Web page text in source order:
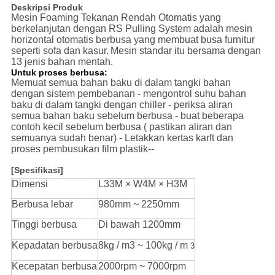
Deskripsi Produk
Mesin Foaming Tekanan Rendah Otomatis yang
berkelanjutan dengan RS Pulling System adalah mesin
horizontal otomatis berbusa yang membuat busa furnitur
seperti sofa dan kasur. Mesin standar itu bersama dengan
13 jenis bahan mentah.
Untuk proses berbusa:
Memuat semua bahan baku di dalam tangki bahan
dengan sistem pembebanan - mengontrol suhu bahan
baku di dalam tangki dengan chiller - periksa aliran
semua bahan baku sebelum berbusa - buat beberapa
contoh kecil sebelum berbusa ( pastikan aliran dan
semuanya sudah benar) - Letakkan kertas karft dan
proses pembusukan film plastik--
[Spesifikasi]
Dimensi
L33M × W4M × H3M
Berbusa lebar
980mm ~ 2250mm
Tinggi berbusa
Di bawah 1200mm
Kepadatan berbusa8kg / m3 ~ 100kg / m 3
Kecepatan berbusa2000rpm ~ 7000rpm